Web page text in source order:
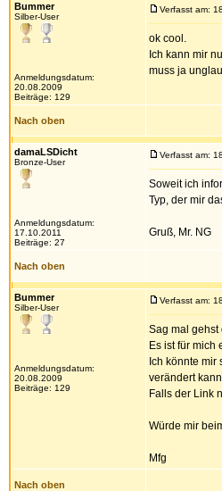
Bummer
Silber-User
Anmeldungsdatum:
20.08.2009
Beiträge: 129
Verfasst am:
ok cool.
Ich kann mir
muss ja
Nach oben
damaLSDicht
Bronze-User
Anmeldungsdatum:
17.10.2011
Beiträge: 27
Verfasst am:
Soweit ich
Typ, der mir
Gruß, Mr. NG
Nach oben
Bummer
Silber-User
Anmeldungsdatum:
20.08.2009
Beiträge: 129
Verfasst am:
Sag mal gehst
Es ist für mich
Ich könnte
verändert
Falls der Link
Würde mir
Mfg
Nach oben